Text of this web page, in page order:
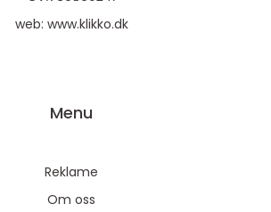
web: www.klikko.dk
Menu
Reklame
Om oss